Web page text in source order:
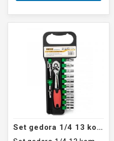
Set gedora 1/4 13 kom